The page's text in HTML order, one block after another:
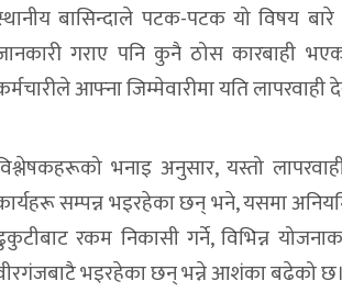
बासिन्दाले पटक-पटक यो विषय
गराए पनि कुनै ठोस कारबाही
आफ्ना जिम्मेवारीमा यति
भनाइ अनुसार, यस्तो
सम्पन्न भइरहेका छन् भने, यसमा
रकम निकासी गर्ने, विभिन्न
भइरहेका छन् भन्ने आशंका बढेको छ।